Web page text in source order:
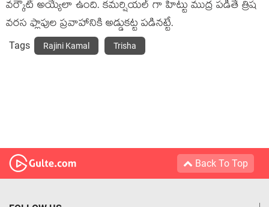
వర్కౌట్ అయ్యేలా ఉంది. కమర్షియల్ గా హిట్టు ముద్ర పడితే త్రిష
వరస ఫ్లాపుల ప్రవాహానికి అడ్డుకట్ట పడినట్టే.
Tags Rajini Kamal Trisha
Back To Top